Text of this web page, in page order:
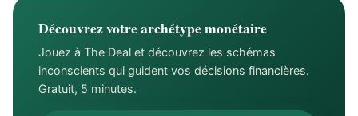
Découvrez votre archétype monétaire
Jouez à The Deal et découvrez les schémas
inconscients qui guident vos décisions financières.
Gratuit, 5 minutes.